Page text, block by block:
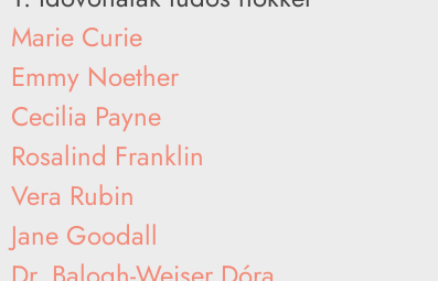
Marie Curie
Emmy Noether
Cecilia Payne
Rosalind Franklin
Vera Rubin
Jane Goodall